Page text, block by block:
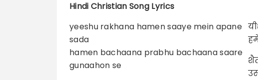
Hindi Christian Song Lyrics
yeeshu rakhana hamen saaye mein apane
sada
hamen bachaana prabhu bachaana saare
gunaahon se